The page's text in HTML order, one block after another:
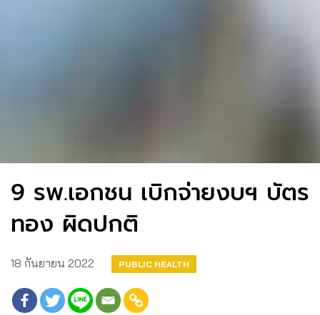
9 รพ.เอกชน เบิกจ่ายงบฯ บัตร
ทอง ผิดปกติ
18 กันยายน 2022 PUBLIC HEALTH